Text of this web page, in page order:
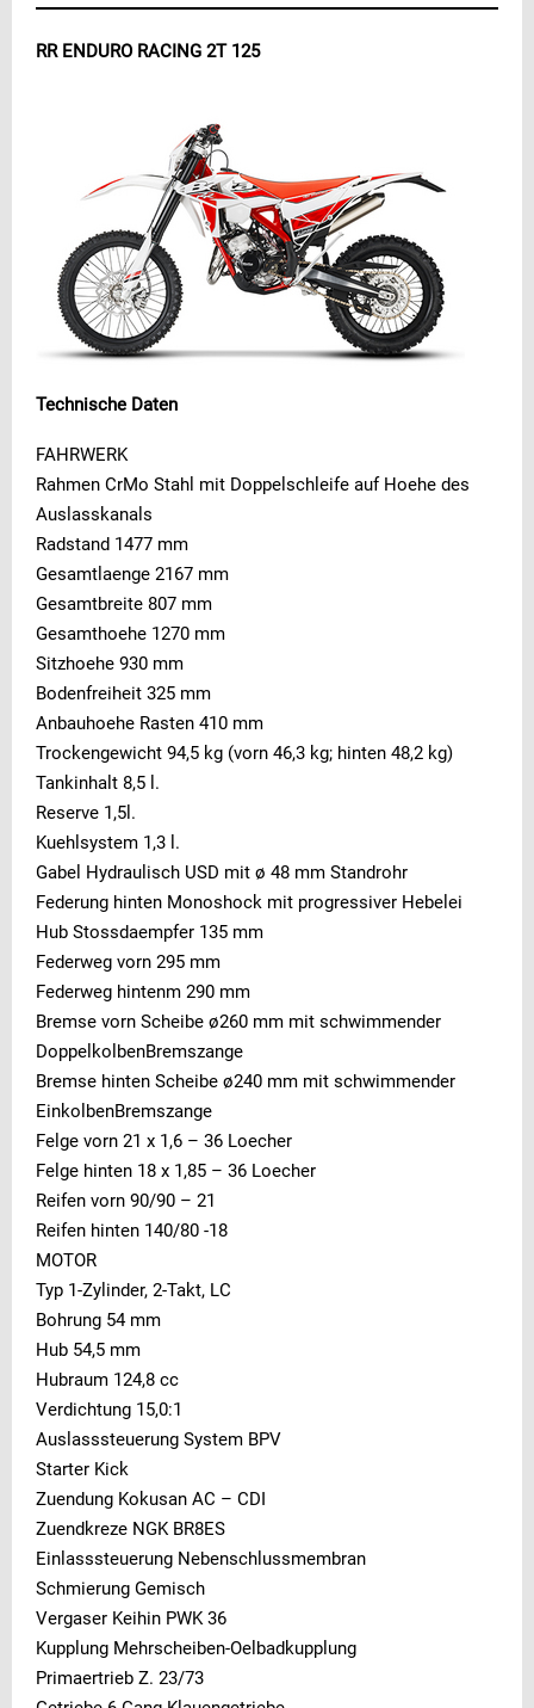
RR ENDURO RACING 2T 125
Technische Daten
FAHRWERK
Rahmen CrMo Stahl mit Doppelschleife auf Hoehe des
Auslasskanals
Radstand 1477 mm
Gesamtlaenge 2167 mm
Gesamtbreite 807 mm
Gesamthoehe 1270 mm
Sitzhoehe 930 mm
Bodenfreiheit 325 mm
Anbauhoehe Rasten 410 mm
Trockengewicht 94,5 kg (vorn 46,3 kg; hinten 48,2 kg)
Tankinhalt 8,5 l.
Reserve 1,5l.
Kuehlsystem 1,3 l.
Gabel Hydraulisch USD mit ø 48 mm Standrohr
Federung hinten Monoshock mit progressiver Hebelei
Hub Stossdaempfer 135 mm
Federweg vorn 295 mm
Federweg hintenm 290 mm
Bremse vorn Scheibe ø260 mm mit schwimmender
DoppelkolbenBremszange
Bremse hinten Scheibe ø240 mm mit schwimmender
EinkolbenBremszange
Felge vorn 21 x 1,6 – 36 Loecher
Felge hinten 18 x 1,85 – 36 Loecher
Reifen vorn 90/90 – 21
Reifen hinten 140/80 -18
MOTOR
Typ 1-Zylinder, 2-Takt, LC
Bohrung 54 mm
Hub 54,5 mm
Hubraum 124,8 cc
Verdichtung 15,0:1
Auslasssteuerung System BPV
Starter Kick
Zuendung Kokusan AC – CDI
Zuendkreze NGK BR8ES
Einlasssteuerung Nebenschlussmembran
Schmierung Gemisch
Vergaser Keihin PWK 36
Kupplung Mehrscheiben-Oelbadkupplung
Primaertrieb Z. 23/73